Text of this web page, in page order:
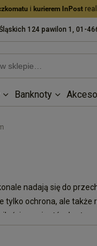
i kurierem InPost
124 pawilon 1, 01-
Banknoty
nadają się do
tylko ochrona, ale
ilością wariantów kart.